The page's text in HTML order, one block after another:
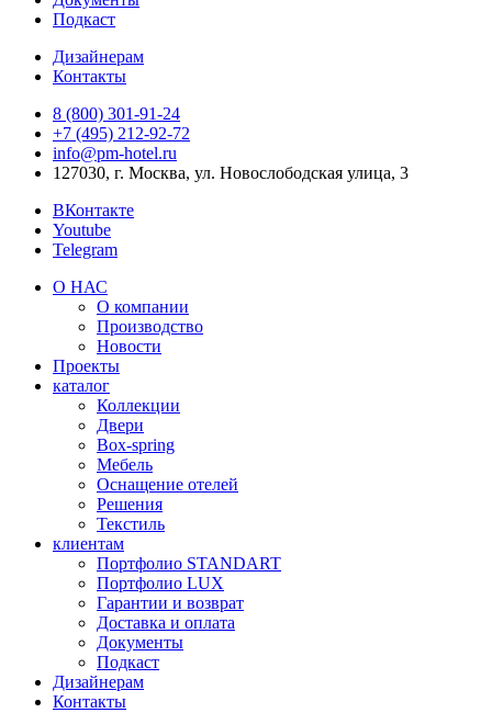
Подкаст
Дизайнерам
Контакты
8 (800) 301‑91‑24
+7 (495) 212‑92‑72
info@pm-hotel.ru
127030, г. Москва, ул. Новослободская улица, 3
ВКонтакте
Youtube
Telegram
О НАС
О компании
Производство
Новости
Проекты
каталог
Коллекции
Двери
Box-spring
Мебель
Оснащение отелей
Решения
Текстиль
клиентам
Портфолио STANDART
Портфолио LUX
Гарантии и возврат
Доставка и оплата
Документы
Подкаст
Дизайнерам
Контакты